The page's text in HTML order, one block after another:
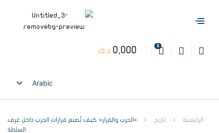
0
0,000 د.ك
Arabic
English
الرئيسية تاريخ
«الحرب والقرار»: كيف تُصنع قرارات الحرب داخل غرف
السلطة